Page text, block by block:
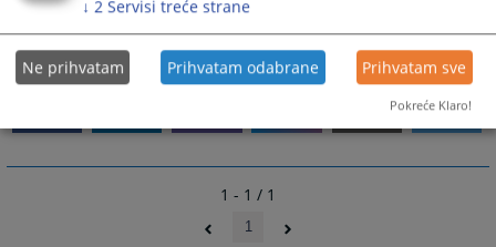
438PREGLEDA
1 - 1 / 1
1
↓ 2 Servisi treće strane
Ne prihvatam Prihvatam odabrane Prihvatam sve
Pokreće Klaro!